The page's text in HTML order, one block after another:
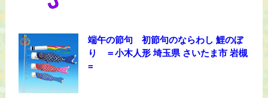
端午の節句 初節句のならわし 鯉のぼ
り ＝小木人形 埼玉県 さいたま市 岩槻
=